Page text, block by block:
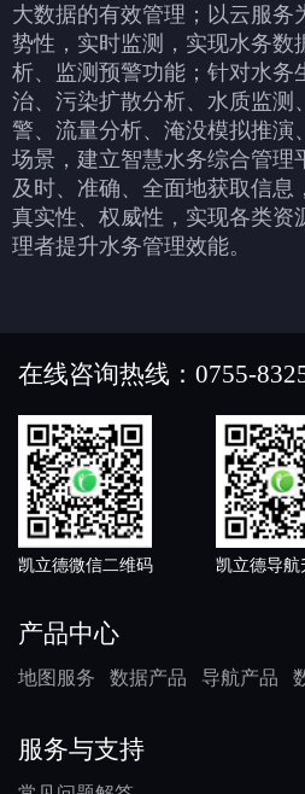
大数据的有效管理；以云服务
势性，实时监测，实现水务数
析、监测预警功能；针对水务
治、污染扩散分析、水质监测
警、流量分析、淹没模拟推演
场景，建立智慧水务综合管理
及时、准确、全面地获取信息
真实性、权威性，实现各类资
理者提升水务管理效能。
在线咨询热线：0755-
凯立德微信二维码 凯立德导航
产品中心
地图服务 数据产品 导航产品
服务与支持